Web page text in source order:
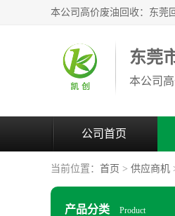
东莞
公司首页
当前位置： 首页 > 供应商机
产品分类 Product